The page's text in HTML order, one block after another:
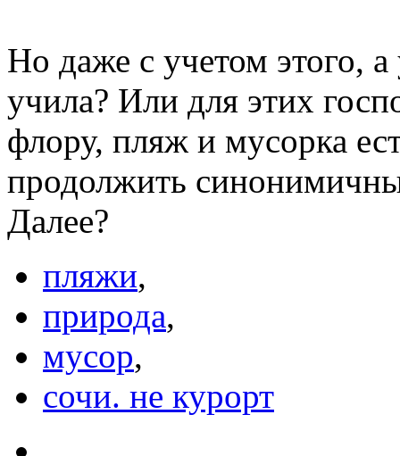
Но даже с учетом этого,
учила? Или для этих
флору, пляж и мусорка
продолжить
Далее?
пляжи,
природа,
мусор,
сочи. не курорт